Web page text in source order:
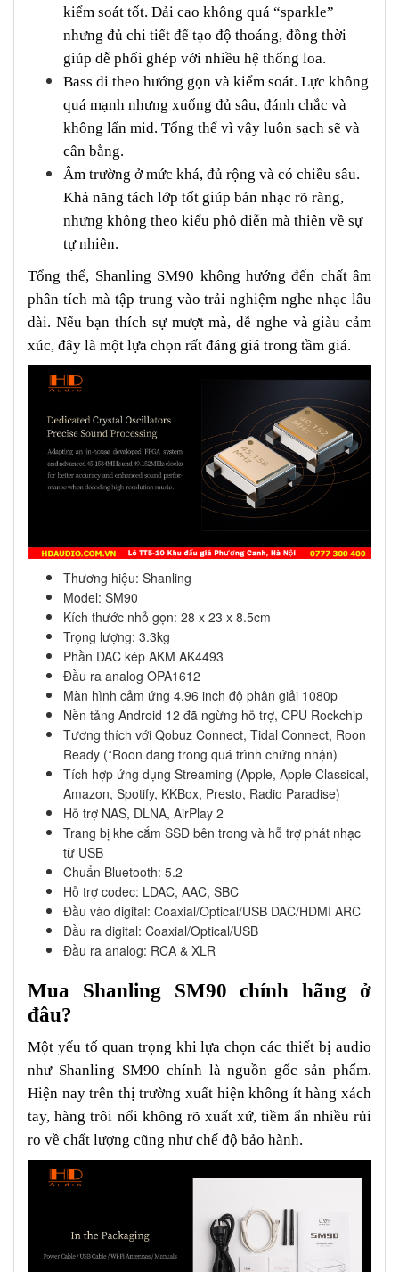
kiểm soát tốt. Dải cao không quá “sparkle”
nhưng đủ chi tiết để tạo độ thoáng, đồng thời
giúp dễ phối ghép với nhiều hệ thống loa.
Bass đi theo hướng gọn và kiểm soát. Lực không
quá mạnh nhưng xuống đủ sâu, đánh chắc và
không lấn mid. Tổng thể vì vậy luôn sạch sẽ và
cân bằng.
Âm trường ở mức khá, đủ rộng và có chiều sâu.
Khả năng tách lớp tốt giúp bản nhạc rõ ràng,
nhưng không theo kiểu phô diễn mà thiên về sự
tự nhiên.
Tổng thể, Shanling SM90 không hướng đến chất âm
phân tích mà tập trung vào trải nghiệm nghe nhạc lâu
dài. Nếu bạn thích sự mượt mà, dễ nghe và giàu cảm
xúc, đây là một lựa chọn rất đáng giá trong tầm giá.
Thương hiệu: Shanling
Model: SM90
Kích thước nhỏ gọn: 28 x 23 x 8.5cm
Trọng lượng: 3.3kg
Phần DAC kép AKM AK4493
Đầu ra analog OPA1612
Màn hình cảm ứng 4,96 inch độ phân giải 1080p
Nền tảng Android 12 đã ngừng hỗ trợ, CPU Rockchip
Tương thích với Qobuz Connect, Tidal Connect, Roon
Ready (*Roon đang trong quá trình chứng nhận)
Tích hợp ứng dụng Streaming (Apple, Apple Classical,
Amazon, Spotify, KKBox, Presto, Radio Paradise)
Hỗ trợ NAS, DLNA, AirPlay 2
Trang bị khe cắm SSD bên trong và hỗ trợ phát nhạc
từ USB
Chuẩn Bluetooth: 5.2
Hỗ trợ codec: LDAC, AAC, SBC
Đầu vào digital: Coaxial/Optical/USB DAC/HDMI ARC
Đầu ra digital: Coaxial/Optical/USB
Đầu ra analog: RCA & XLR
Mua Shanling SM90 chính hãng ở
đâu?
Một yếu tố quan trọng khi lựa chọn các thiết bị audio
như Shanling SM90 chính là nguồn gốc sản phẩm.
Hiện nay trên thị trường xuất hiện không ít hàng xách
tay, hàng trôi nổi không rõ xuất xứ, tiềm ẩn nhiều rủi
ro về chất lượng cũng như chế độ bảo hành.